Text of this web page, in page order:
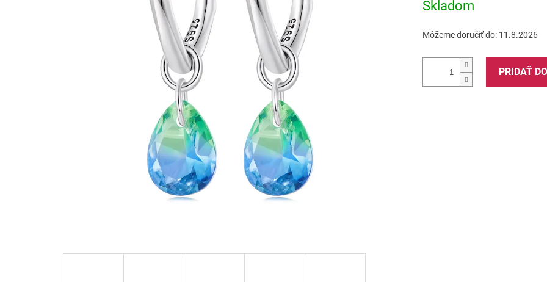
hviezdičiek.
Skladom
Môžeme doručiť do: 11.8.2026
PRIDAŤ